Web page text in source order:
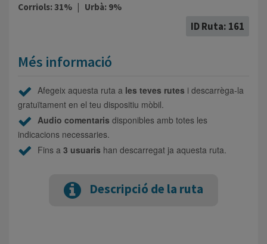
Corriols: 31% | Urbà: 9%
ID Ruta: 161
Més informació
Afegeix aquesta ruta a les teves rutes i descarrèga-la
gratuïtament en el teu dispositiu mòbil.
Audio comentaris disponibles amb totes les
indicacions necessaries.
Fins a 3 usuaris han descarregat ja aquesta ruta.
Descripció de la ruta